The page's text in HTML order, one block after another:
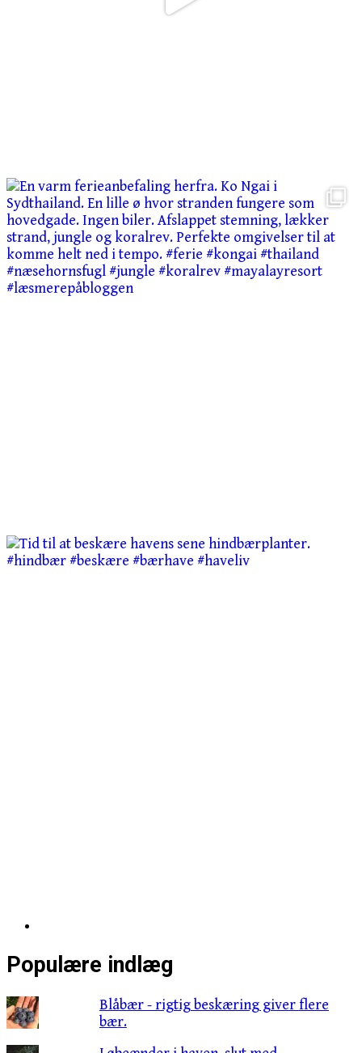
Populære indlæg
Blåbær - rigtig beskæring giver flere
bær.